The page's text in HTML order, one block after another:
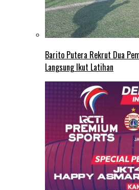
Barito Putera Rekrut Dua
Langsung Ikut Latihan